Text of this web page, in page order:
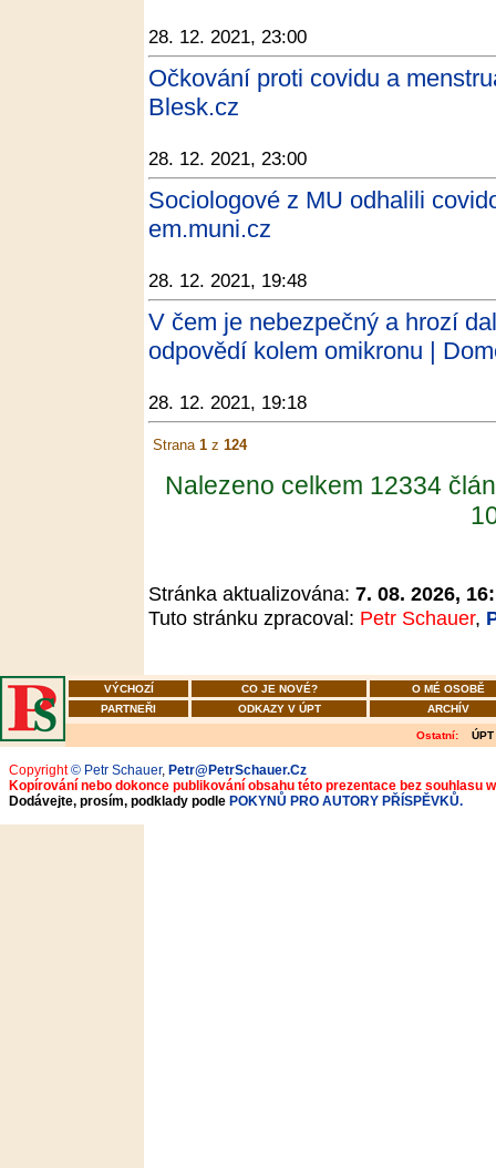
28. 12. 2021, 23:00
Očkování proti covidu a
Blesk.cz
28. 12. 2021, 23:00
Sociologové z MU odhalili
em.muni.cz
28. 12. 2021, 19:48
V čem je nebezpečný a hrozí
odpovědí kolem omikronu |
28. 12. 2021, 19:18
Strana 1 z 124
Nalezeno celkem 12334
Stránka aktualizována: 7. 08. 2026,
Tuto stránku zpracoval: Petr Schauer,
VÝCHOZÍ CO JE NOVÉ?
O MÉ OSOBĚ
PARTNEŘI
ODKAZY V ÚPT ARCHÍV
Ostatní: ÚPT
Copyright© Petr Schauer, Petr@PetrSchauer.Cz
Kopírování nebo dokonce publikování obsahu této prezentace bez souhlasu
Dodávejte, prosím, podklady podle POKYNŮ PRO AUTORY PŘÍSPĚVKŮ.